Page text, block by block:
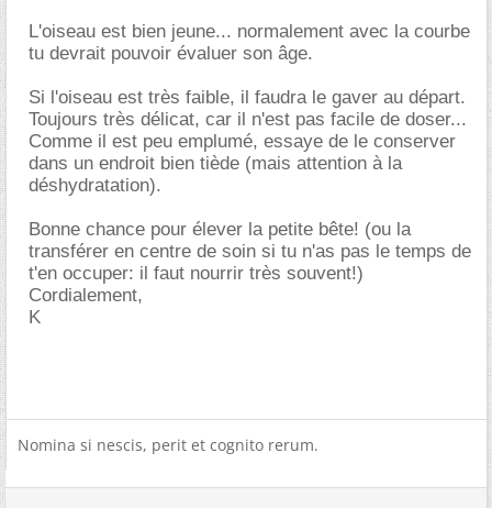
L'oiseau est bien jeune... normalement avec la courbe
tu devrait pouvoir évaluer son âge.
Si l'oiseau est très faible, il faudra le gaver au départ.
Toujours très délicat, car il n'est pas facile de doser...
Comme il est peu emplumé, essaye de le conserver
dans un endroit bien tiède (mais attention à la
déshydratation).
Bonne chance pour élever la petite bête! (ou la
transférer en centre de soin si tu n'as pas le temps de
t'en occuper: il faut nourrir très souvent!)
Cordialement,
K
Nomina si nescis, perit et cognito rerum.